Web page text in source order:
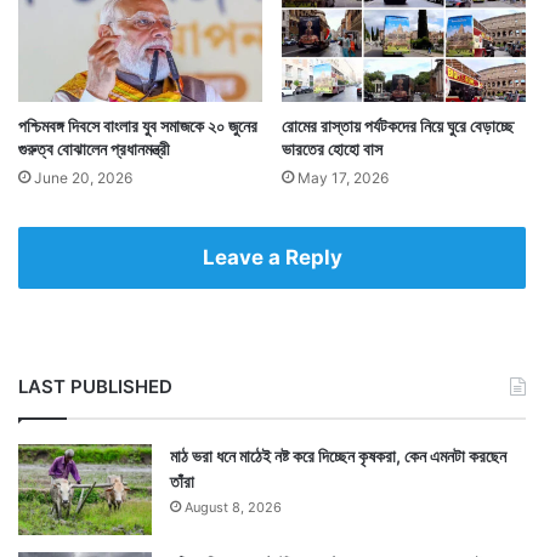
পশ্চিমবঙ্গ দিবসে বাংলার যুব সমাজকে ২০ জুনের
গুরুত্ব বোঝালেন প্রধানমন্ত্রী
June 20, 2026
রোমের রাস্তায় পর্যটকদের নিয়ে ঘুরে বেড়াচ্ছে
ভারতের হোহো বাস
May 17, 2026
Leave a Reply
LAST PUBLISHED
মাঠ ভরা ধনে মাঠেই নষ্ট করে দিচ্ছেন কৃষকরা, কেন এমনটা করছেন
তাঁরা
August 8, 2026